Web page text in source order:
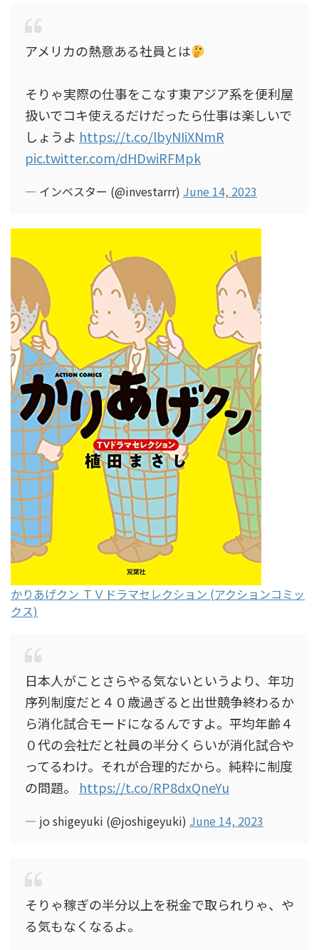
アメリカの熱意ある社員とは
そりゃ実際の仕事をこなす東アジア系を便利屋
扱いでコキ使えるだけだったら仕事は楽しいで
しょうよ https://t.co/lbyNIiXNmR
pic.twitter.com/dHDwiRFMpk
— インベスター (@investarrr) June 14, 2023
かりあげクン ＴＶドラマセレクション (アクションコミッ
クス)
日本人がことさらやる気ないというより、年功
序列制度だと４０歳過ぎると出世競争終わるか
ら消化試合モードになるんですよ。平均年齢４
０代の会社だと社員の半分くらいが消化試合や
ってるわけ。それが合理的だから。純粋に制度
の問題。 https://t.co/RP8dxQneYu
— jo shigeyuki (@joshigeyuki) June 14, 2023
そりゃ稼ぎの半分以上を税金で取られりゃ、や
る気もなくなるよ。